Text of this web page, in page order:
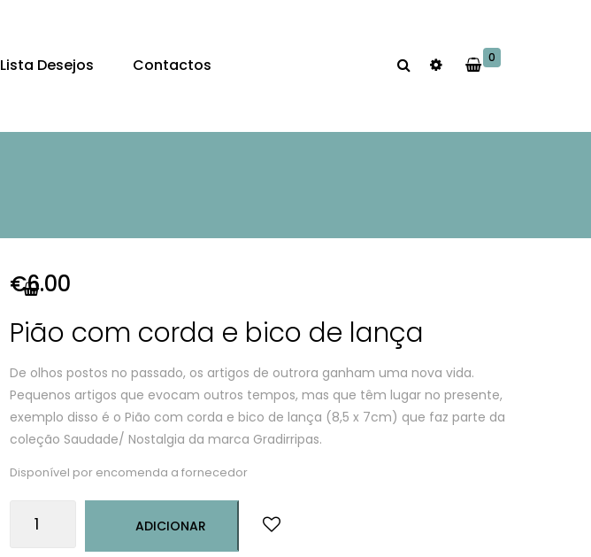
Lista Desejos Contactos 0
€6.00
Pião com corda e bico de lança
De olhos postos no passado, os artigos de outrora ganham uma nova vida.
Pequenos artigos que evocam outros tempos, mas que têm lugar no presente,
exemplo disso é o Pião com corda e bico de lança (8,5 x 7cm) que faz parte da
coleção Saudade/ Nostalgia da marca Gradirripas.
Disponível por encomenda a fornecedor
ADICIONAR